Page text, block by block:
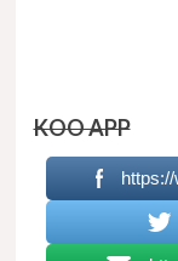
KOO APP